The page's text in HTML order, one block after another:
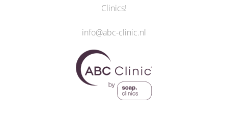
Clinics!
info@abc-clinic.nl